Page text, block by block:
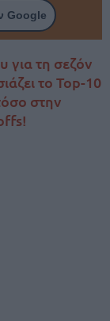
Google
για τη σεζόν
το Top-10
στην